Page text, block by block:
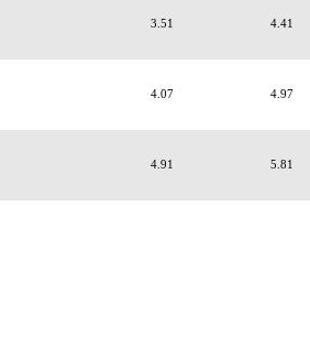
3.51 4.41
4.07 4.97
4.91 5.81